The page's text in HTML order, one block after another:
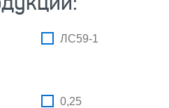
ЛС59-1
0,25